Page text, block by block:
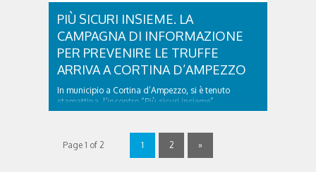
PIÙ SICURI INSIEME. LA
CAMPAGNA DI INFORMAZIONE
PER PREVENIRE LE TRUFFE
ARRIVA A CORTINA D’AMPEZZO
In municipio a Cortina d’Ampezzo, si è tenuto
stamattina, l’incontro “Più sicuri insieme”.
Appuntamento organizzato in collaborazione con il
ha visto la partecipazione del Questore di Belluno,
Dott. Roberto Della Rocca, del Primo Dirigente Dott.
Luigi Petrillo, Dirigente del Commissariato di Cortina
Page 1 of 2 1 2 »